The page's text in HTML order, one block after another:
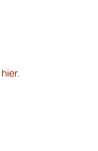
hier.